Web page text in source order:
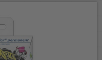
permanent pen 318 C10